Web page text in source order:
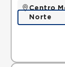
Centro
Norte
SHLN,